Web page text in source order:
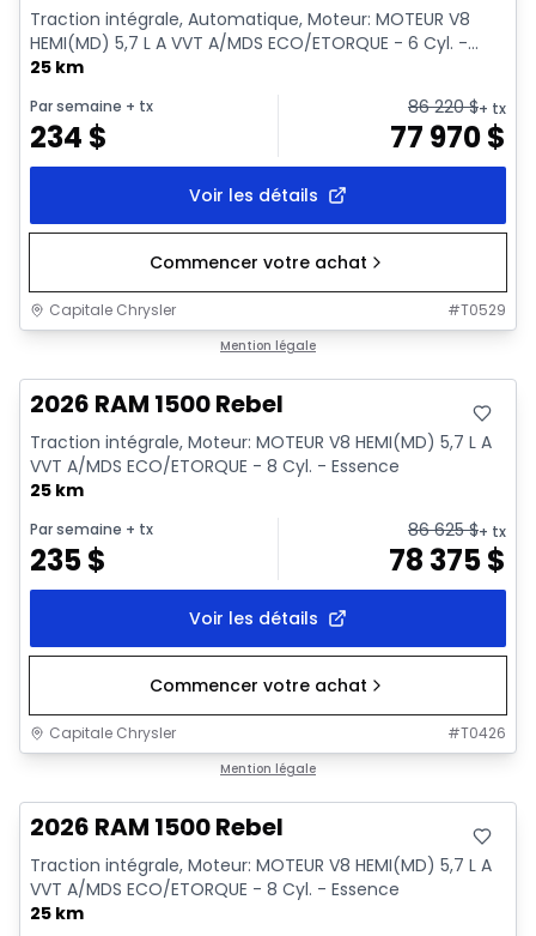
Traction intégrale, Automatique, Moteur: MOTEUR V8
HEMI(MD) 5,7 L A VVT A/MDS ECO/ETORQUE - 6 Cyl. -...
25 km
Par semaine + tx
234 $
86 220$+ tx
77 970$
Voir les détails
Commencer votre achat
Capitale Chrysler #T0529
Mention légale
2026 RAM 1500 Rebel
Traction intégrale, Moteur: MOTEUR V8 HEMI(MD) 5,7 L A
VVT A/MDS ECO/ETORQUE - 8 Cyl. - Essence
25 km
Par semaine + tx
235$
86 625$+ tx
78 375$
Voir les détails
Commencer votre achat
Capitale Chrysler #T0426
Mention légale
2026 RAM 1500 Rebel
Traction intégrale, Moteur: MOTEUR V8 HEMI(MD) 5,7 L A
VVT A/MDS ECO/ETORQUE - 8 Cyl. - Essence
25 km